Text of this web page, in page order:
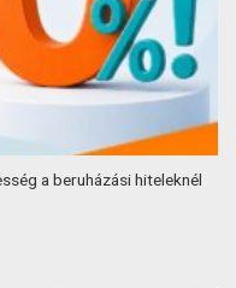
a beruházási hiteleknél